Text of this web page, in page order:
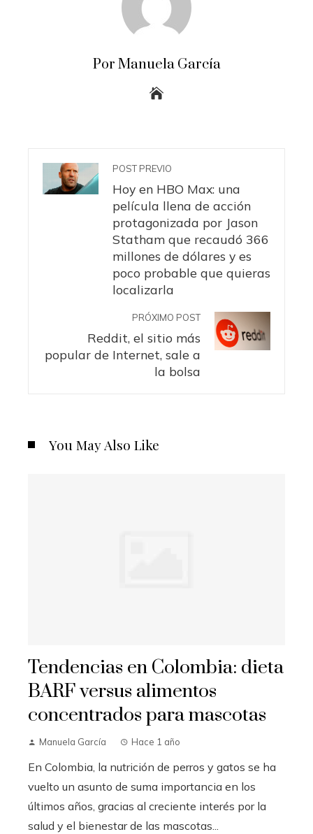
Por Manuela García
POST PREVIO
Hoy en HBO Max: una
película llena de acción
protagonizada por Jason
Statham que recaudó 366
millones de dólares y es
poco probable que quieras
localizarla
PRÓXIMO POST
Reddit, el sitio más
popular de Internet, sale a
la bolsa
You May Also Like
Tendencias en Colombia: dieta
BARF versus alimentos
concentrados para mascotas
Manuela García Hace 1 año
En Colombia, la nutrición de perros y gatos se ha
vuelto un asunto de suma importancia en los
últimos años, gracias al creciente interés por la
salud y el bienestar de las mascotas...